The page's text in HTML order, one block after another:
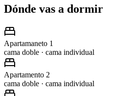
Dónde vas a dormir
Apartamaneto 1
cama doble · cama individual
Apartamento 2
cama doble · cama individual